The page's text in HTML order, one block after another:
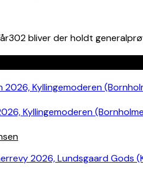
bliver der holdt
Kyllingemoderen